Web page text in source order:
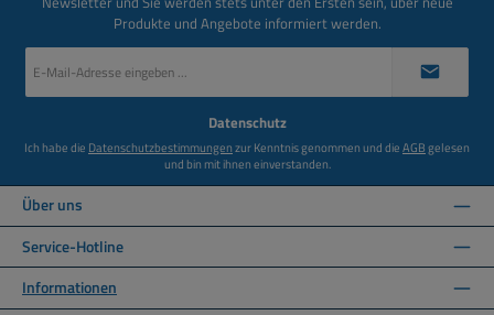
Produkte und Angebote informiert werden.
Mail-
Datenschutz
Ich habe die Datenschutzbestimmungenzur Kenntnis genommen und dieAGBgelesen
und bin mit ihnen einverstanden.
Über uns
Service-Hotline
Informationen